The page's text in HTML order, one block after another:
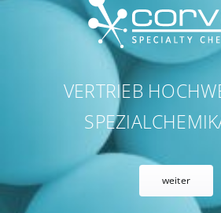
VERTRIEB
weiter